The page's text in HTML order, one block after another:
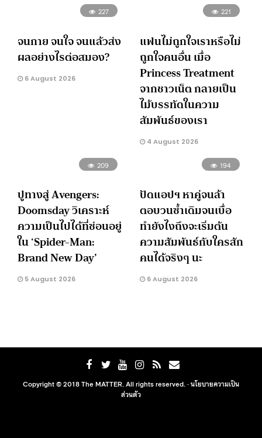
227
จนกาย จนใจ จนแล้วส่ง
ผลอย่างไรต่อสมอง?
6 August 2026
221
แฟนไม่ถูกใจเราหรือไม่
ถูกใจคนอื่น เมื่อ
Princess Treatment
จากชาวเน็ต กลายเป็น
ไม้บรรทัดในความ
สัมพันธ์ของเรา
4 August 2026
209
ปูทางสู่ Avengers:
Doomsday วิเคราะห์
ความเป็นไปได้ที่ซ่อนอยู่
ใน ‘Spider-Man:
Brand New Day’
5 August 2026
194
ปัดแอปฯ หาคู่จนล้า
ตอบวนซ้ำเดิมจนเบื่อ
ทำยังไงถึงจะเริ่มต้น
ความสัมพันธ์กับใครสัก
คนได้จริงๆ นะ
6 August 2026
Copyright © 2018 The MATTER. All rights reserved. ·นโยบายความเป็น
ส่วนตัว